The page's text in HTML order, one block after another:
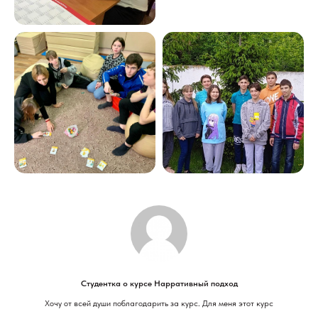
Студентка о курсе Нарративный подход
Хочу от всей души поблагодарить за курс. Для меня этот курс